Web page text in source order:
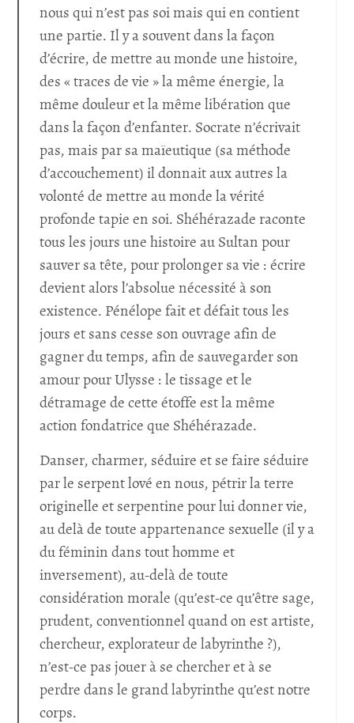
nous qui n’est pas soi mais qui en contient
une partie. Il y a souvent dans la façon
d’écrire, de mettre au monde une histoire,
des « traces de vie » la même énergie, la
même douleur et la même libération que
dans la façon d’enfanter. Socrate n’écrivait
pas, mais par sa maïeutique (sa méthode
d’accouchement) il donnait aux autres la
volonté de mettre au monde la vérité
profonde tapie en soi. Shéhérazade raconte
tous les jours une histoire au Sultan pour
sauver sa tête, pour prolonger sa vie : écrire
devient alors l’absolue nécessité à son
existence. Pénélope fait et défait tous les
jours et sans cesse son ouvrage afin de
gagner du temps, afin de sauvegarder son
amour pour Ulysse : le tissage et le
détramage de cette étoffe est la même
action fondatrice que Shéhérazade.
Danser, charmer, séduire et se faire séduire
par le serpent lové en nous, pétrir la terre
originelle et serpentine pour lui donner vie,
au delà de toute appartenance sexuelle (il y a
du féminin dans tout homme et
inversement), au-delà de toute
considération morale (qu’est-ce qu’être sage,
prudent, conventionnel quand on est artiste,
chercheur, explorateur de labyrinthe ?),
n’est-ce pas jouer à se chercher et à se
perdre dans le grand labyrinthe qu’est notre
corps.